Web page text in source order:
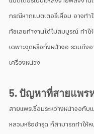
กรณีหากแบตเตอรี่เสื่อม อาจทำ
ทัชเลยทำงานได้ไม่สมบูรณ์ ทำใ
เฉพาะจุดหรือทั้งหน้าจอ รวมถึงอ
เครื่องหน่วง
5. ปัญหาที่สายแพร
สายแพรเชื่อมระหว่างหน้าจอกับ
หลวมหรือชำรุด ก็สามารถทำให้